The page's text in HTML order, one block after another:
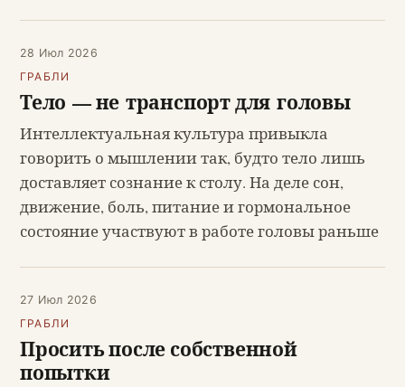
28 Июл 2026
ГРАБЛИ
Тело — не транспорт для головы
Интеллектуальная культура привыкла
говорить о мышлении так, будто тело лишь
доставляет сознание к столу. На деле сон,
движение, боль, питание и гормональное
состояние участвуют в работе головы раньше
27 Июл 2026
ГРАБЛИ
Просить после собственной
попытки